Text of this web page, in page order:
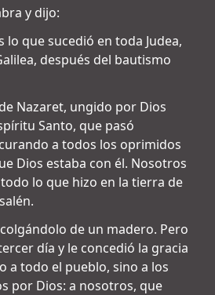
y dijo:
lo que sucedió en toda Judea,
después del bautismo
Nazaret, ungido por Dios
Santo, que pasó
a todos los oprimidos
Dios estaba con él. Nosotros
lo que hizo en la tierra de
de un madero. Pero
día y le concedió la gracia
a todo el pueblo, sino a los
por Dios: a nosotros, que